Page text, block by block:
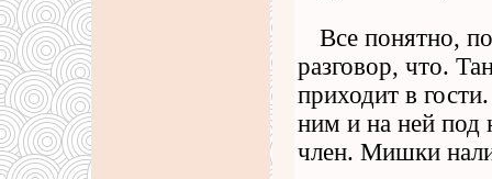
Все понятно,
разговор, что.
приходит в
ним и на ней под
член. Мишки